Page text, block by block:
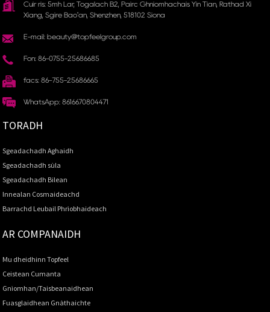
Cuir ris: 5mh Làr, Togalach B2, Pàirc Ghnìomhachais Yin Tian, ​​Rathad Xi
Xiang, Sgìre Bao'an, Shenzhen, 518102 Sìona
E-mail: beauty@topfeelgroup.com
Fòn: 86-0755-25686685
facs: 86-755-25686665
WhatsApp: 8616670804471
TORADH
Sgeadachadh Aghaidh
Sgeadachadh sùla
Sgeadachadh Bilean
Innealan Cosmaideachd
Barrachd Leubail Phrìobhaideach
AR COMPANAIDH
Mu dheidhinn Topfeel
Ceistean Cumanta
Gnìomhan/Taisbeanaidhean
Fuasglaidhean Gnàthaichte